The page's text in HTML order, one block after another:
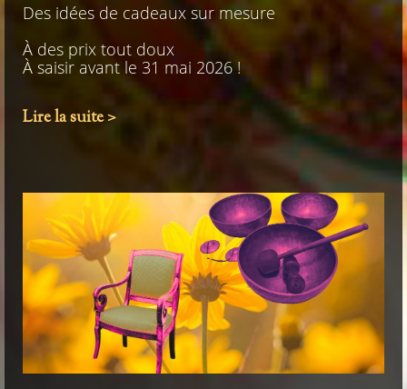
Des idées de cadeaux sur mesure
À des prix tout doux
À saisir avant le 31 mai 2026 !
Lire la suite >